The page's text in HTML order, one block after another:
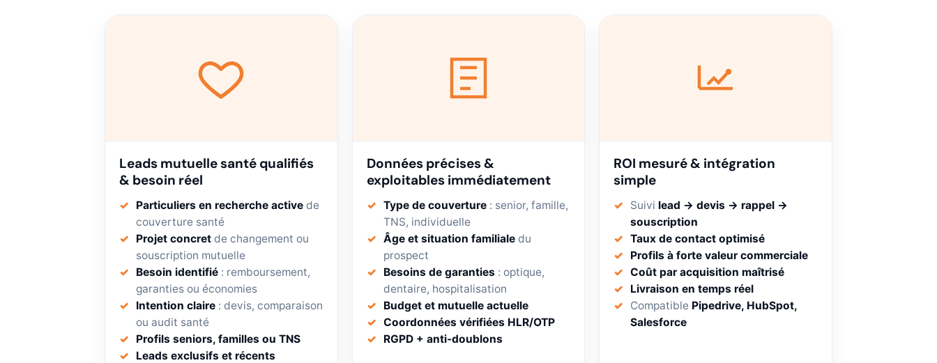
Leads mutuelle santé qualifiés
& besoin réel
Particuliers en recherche active de
couverture santé
Projet concret de changement ou
souscription mutuelle
Besoin identifié : remboursement,
garanties ou économies
Intention claire : devis, comparaison
ou audit santé
Profils seniors, familles ou TNS
Leads exclusifs et récents
Données précises &
exploitables immédiatement
Type de couverture: senior, famille,
TNS, individuelle
Âge et situation familialedu
prospect
Besoins de garanties : optique,
dentaire, hospitalisation
Budget et mutuelle actuelle
Coordonnées vérifiées HLR/OTP
RGPD + anti-doublons
ROI mesuré & intégration
simple
Suivi lead → devis → rappel →
souscription
Taux de contact optimisé
Profils à forte valeur commerciale
Coût par acquisition maîtrisé
Livraison en temps réel
Compatible Pipedrive, HubSpot,
Salesforce